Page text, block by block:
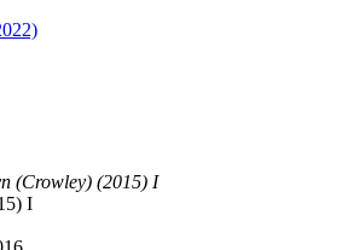
(Crowley) (2015) I
I